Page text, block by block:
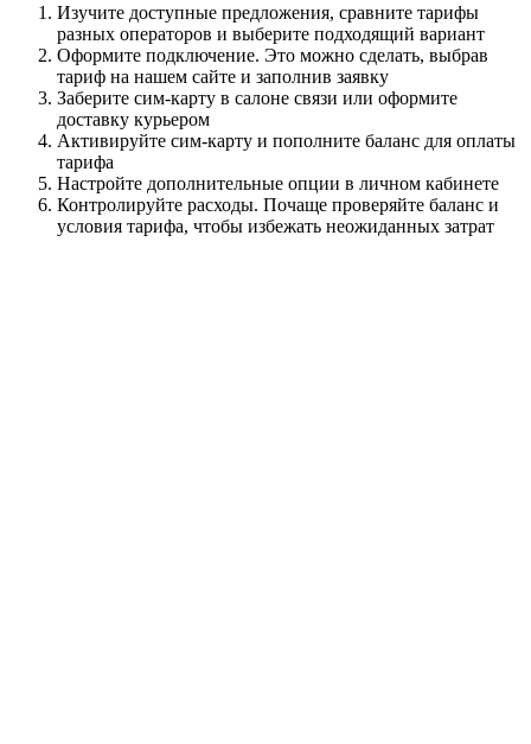
Изучите доступные предложения, сравните тарифы
разных операторов и выберите подходящий вариант
Оформите подключение. Это можно сделать, выбрав
тариф на нашем сайте и заполнив заявку
Заберите сим-карту в салоне связи или оформите
доставку курьером
Активируйте сим-карту и пополните баланс для оплаты
тарифа
Настройте дополнительные опции в личном кабинете
Контролируйте расходы. Почаще проверяйте баланс и
условия тарифа, чтобы избежать неожиданных затрат